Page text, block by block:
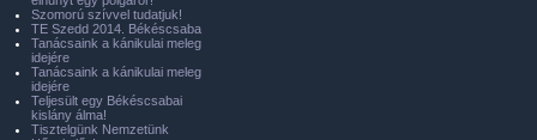
Szomorú szívvel tudatjuk!
TE Szedd 2014. Békéscsaba
Tanácsaink a kánikulai meleg
idejére
Tanácsaink a kánikulai meleg
idejére
Teljesült egy Békéscsabai
kislány álma!
Tisztelgünk Nemzetünk